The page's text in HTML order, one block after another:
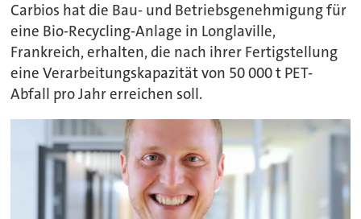
Carbios hat die Bau- und Betriebsgenehmigung für
eine Bio-Recycling-Anlage in Longlaville,
Frankreich, erhalten, die nach ihrer Fertigstellung
eine Verarbeitungskapazität von 50 000 t PET-
Abfall pro Jahr erreichen soll.